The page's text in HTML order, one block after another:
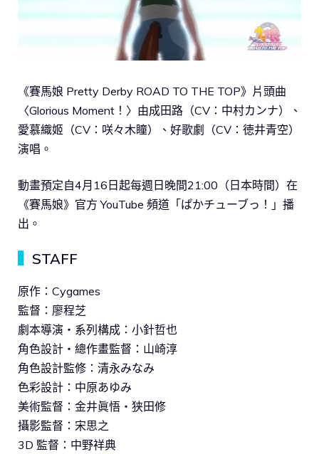
《賽馬娘 Pretty Derby ROAD TO THE TOP》片頭曲
〈Glorious Moment！〉由成田路（CV：中村カンナ）、
愛慕織姬（CV：咲々木瞳）、好歌劇（CV：徳井青空）
演唱。
動畫預定自4月16日起每週日晚間21:00（日本時間）在
《賽馬娘》官方 YouTube 頻道「ぱかチューブっ！」播
出。
STAFF
原作：Cygames
監督：廖程芝
劇本導演・系列構成：小針哲也
角色設計・總作畫監督：山崎淳
角色設計監修：清永みなみ
色彩設計：中原あゆみ
美術監督：金井眞悟・狭田修
攝影監督：宋思之
3D 監督：中野祥典